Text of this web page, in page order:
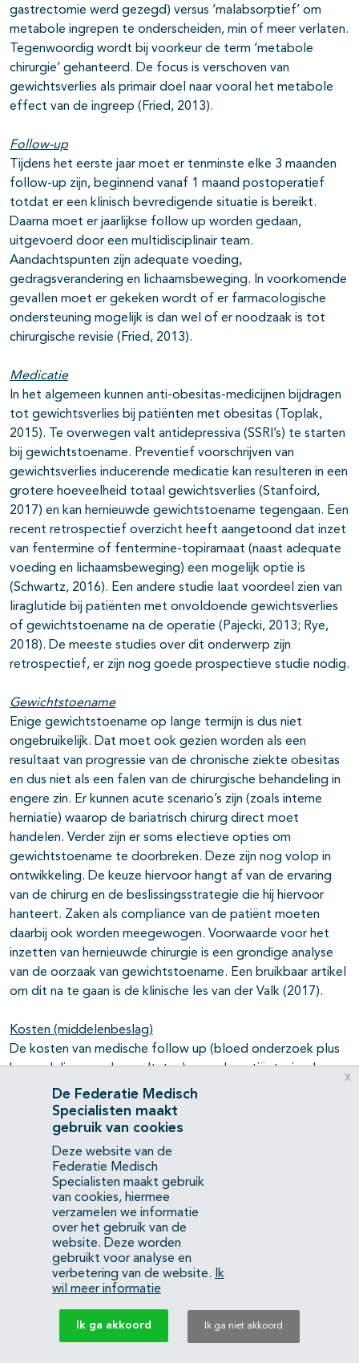
gastrectomie werd gezegd) versus ‘malabsorptief’ om
metabole ingrepen te onderscheiden, min of meer verlaten.
Tegenwoordig wordt bij voorkeur de term ‘metabole
chirurgie’ gehanteerd. De focus is verschoven van
gewichtsverlies als primair doel naar vooral het metabole
effect van de ingreep (Fried, 2013).
Follow-up
Tijdens het eerste jaar moet er tenminste elke 3 maanden
follow-up zijn, beginnend vanaf 1 maand postoperatief
totdat er een klinisch bevredigende situatie is bereikt.
Daarna moet er jaarlijkse follow up worden gedaan,
uitgevoerd door een multidisciplinair team.
Aandachtspunten zijn adequate voeding,
gedragsverandering en lichaamsbeweging. In voorkomende
gevallen moet er gekeken wordt of er farmacologische
ondersteuning mogelijk is dan wel of er noodzaak is tot
chirurgische revisie (Fried, 2013).
Medicatie
In het algemeen kunnen anti-obesitas-medicijnen bijdragen
tot gewichtsverlies bij patiënten met obesitas (Toplak,
2015). Te overwegen valt antidepressiva (SSRI’s) te starten
bij gewichtstoename. Preventief voorschrijven van
gewichtsverlies inducerende medicatie kan resulteren in een
grotere hoeveelheid totaal gewichtsverlies (Stanfoird,
2017) en kan hernieuwde gewichtstoename tegengaan. Een
recent retrospectief overzicht heeft aangetoond dat inzet
van fentermine of fentermine-topiramaat (naast adequate
voeding en lichaamsbeweging) een mogelijk optie is
(Schwartz, 2016). Een andere studie laat voordeel zien van
liraglutide bij patiënten met onvoldoende gewichtsverlies
of gewichtstoename na de operatie (Pajecki, 2013; Rye,
2018). De meeste studies over dit onderwerp zijn
retrospectief, er zijn nog goede prospectieve studie nodig.
Gewichtstoename
Enige gewichtstoename op lange termijn is dus niet
ongebruikelijk. Dat moet ook gezien worden als een
resultaat van progressie van de chronische ziekte obesitas
en dus niet als een falen van de chirurgische behandeling in
engere zin. Er kunnen acute scenario’s zijn (zoals interne
herniatie) waarop de bariatrisch chirurg direct moet
handelen. Verder zijn er soms electieve opties om
gewichtstoename te doorbreken. Deze zijn nog volop in
ontwikkeling. De keuze hiervoor hangt af van de ervaring
van de chirurg en de beslissingsstrategie die hij hiervoor
hanteert. Zaken als compliance van de patiënt moeten
daarbij ook worden meegewogen. Voorwaarde voor het
inzetten van hernieuwde chirurgie is een grondige analyse
van de oorzaak van gewichtstoename. Een bruikbaar artikel
om dit na te gaan is de klinische les van der Valk (2017).
Kosten (middelenbeslag)
De kosten van medische follow up (bloed onderzoek plus
beoordeling van de resultaten) voor de patiënt wisselen
(voor zover voor ons inzichtelijk) sterk, het gaat om
bedragen tussen de 260 en 385 euro per jaar. Het zou
wenselijk zijn als deze kosten van de follow up niet extra
aan patiënten worden doorberekend, maar onderdeel zijn
van de algehele vergoeding voor metabole chirurgie vanuit
de verzekering. Ditzelfde geldt eigenlijk ook voor de
kosten die patiënten moeten maken voor de noodzakelijke
supplementen.
Aanvaardbaarheid voor de overige relevante stakeholders
Er zijn geen noemenswaardige bezwaren met betrekking
Haalbaarheid en implementatie
De Federatie Medisch
Specialisten maakt
gebruik van cookies
Deze website van de
Federatie Medisch
Specialisten maakt gebruik
van cookies, hiermee
verzamelen we informatie
over het gebruik van de
website. Deze worden
gebruikt voor analyse en
verbetering van de website.
Ik
wil meer informatie
Ik ga akkoord Ik ga niet akkoord
x